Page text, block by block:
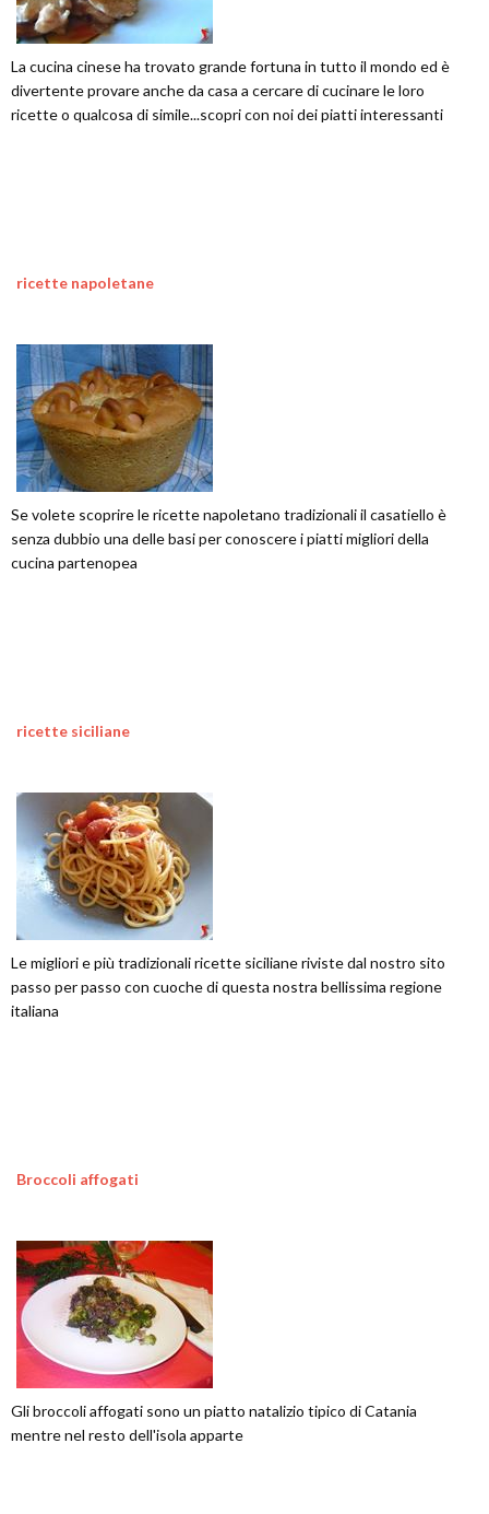
La cucina cinese ha trovato grande fortuna in tutto il mondo ed è
divertente provare anche da casa a cercare di cucinare le loro
ricette o qualcosa di simile...scopri con noi dei piatti interessanti
ricette napoletane
Se volete scoprire le ricette napoletano tradizionali il casatiello è
senza dubbio una delle basi per conoscere i piatti migliori della
cucina partenopea
ricette siciliane
Le migliori e più tradizionali ricette siciliane riviste dal nostro sito
passo per passo con cuoche di questa nostra bellissima regione
italiana
Broccoli affogati
Gli broccoli affogati sono un piatto natalizio tipico di Catania
mentre nel resto dell'isola apparte